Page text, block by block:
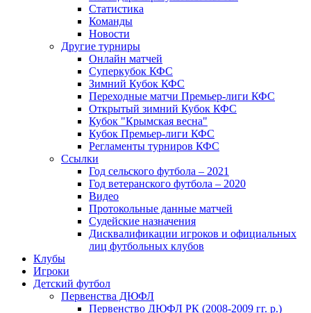
Статистика
Команды
Новости
Другие турниры
Онлайн матчей
Суперкубок КФС
Зимний Кубок КФС
Переходные матчи Премьер-лиги КФС
Открытый зимний Кубок КФС
Кубок "Крымская весна"
Кубок Премьер-лиги КФС
Регламенты турниров КФС
Ссылки
Год сельского футбола – 2021
Год ветеранского футбола – 2020
Видео
Протокольные данные матчей
Судейские назначения
Дисквалификации игроков и официальных
лиц футбольных клубов
Клубы
Игроки
Детский футбол
Первенства ДЮФЛ
Первенство ДЮФЛ РК (2008-2009 гг. р.)